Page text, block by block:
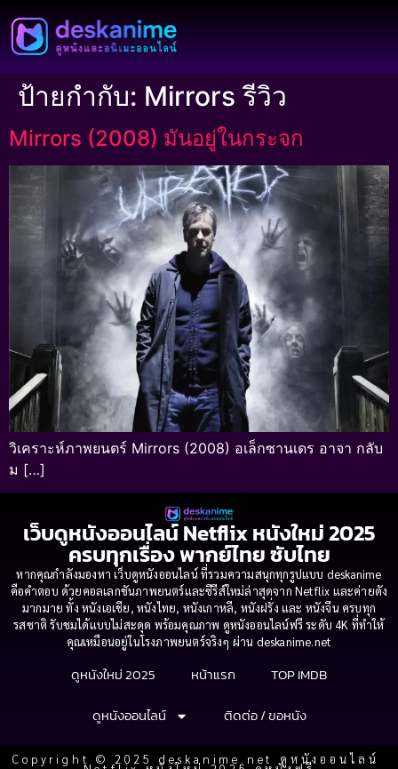
ป้ายกำกับ: Mirrors รีวิว
Mirrors (2008) มันอยู่ในกระจก
วิเคราะห์ภาพยนตร์ Mirrors (2008) อเล็กซานเดร อาจา กลับ
ม […]
เว็บดูหนังออนไลน์ Netflix หนังใหม่ 2025
ครบทุกเรื่อง พากย์ไทย ซับไทย
หากคุณกำลังมองหา เว็บดูหนังออนไลน์ ที่รวมความสนุกทุกรูปแบบ deskanime
คือคำตอบ ด้วยคอลเลกชันภาพยนตร์และซีรีส์ใหม่ล่าสุดจาก Netflix และค่ายดัง
มากมาย ทั้ง หนังเอเชีย, หนังไทย, หนังเกาหลี, หนังฝรั่ง และ หนังจีน ครบทุก
รสชาติ รับชมได้แบบไม่สะดุด พร้อมคุณภาพ ดูหนังออนไลน์ฟรี ระดับ 4K ที่ทำให้
คุณเหมือนอยู่ในโรงภาพยนตร์จริงๆ ผ่าน deskanime.net
ดูหนังใหม่ 2025 หน้าแรก
TOP IMDB
ดูหนังออนไลน์
ติดต่อ / ขอหนัง
Copyright © 2025 deskanime.net ดูหนังออนไลน์